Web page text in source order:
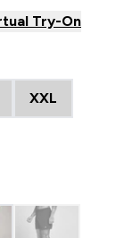
Try-On
XXL